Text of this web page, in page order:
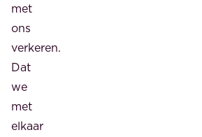
met
ons
verkeren.
Dat
we
met
elkaar